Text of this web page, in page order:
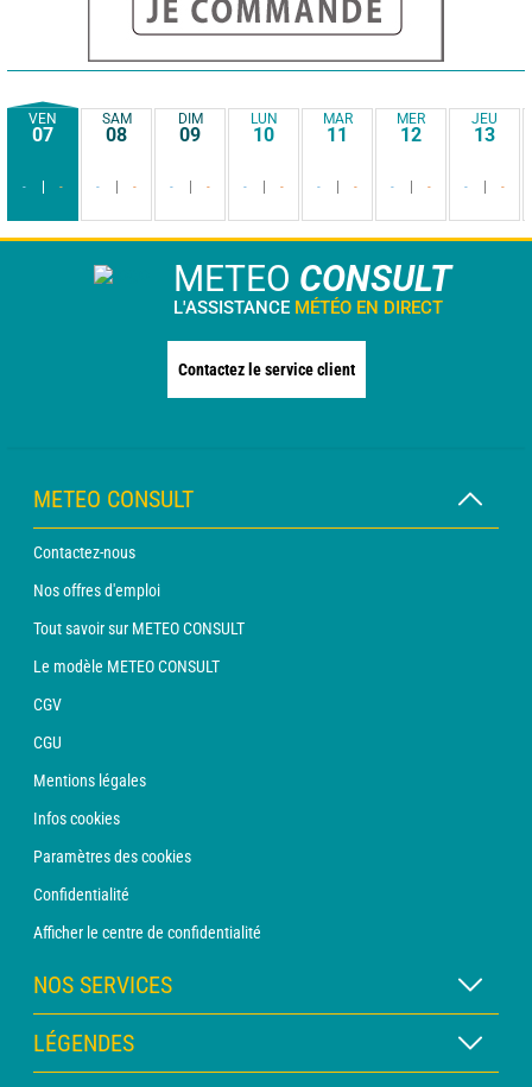
VEN
07
- -
SAM
08
- -
DIM
09
- -
LUN
10
- -
MAR
11
- -
MER
12
- -
JEU
13
- -
METEO CONSULT
L'ASSISTANCE MÉTÉO EN DIRECT
Contactez le service client
METEO CONSULT
Contactez-nous
Nos offres d'emploi
Tout savoir sur METEO CONSULT
Le modèle METEO CONSULT
CGV
CGU
Mentions légales
Infos cookies
Paramètres des cookies
Confidentialité
Afficher le centre de confidentialité
NOS SERVICES
Abonnement METEO Xpert
Abonnement METEO PRO
LÉGENDES